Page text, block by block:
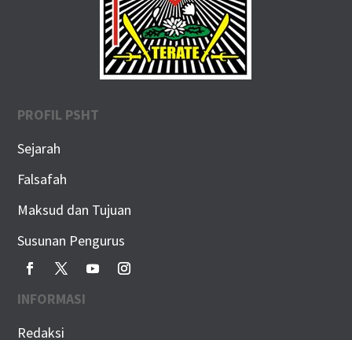
PROFIL PSHT
Sejarah
Falsafah
Maksud dan Tujuan
Susunan Pengurus
INFORMASI
Redaksi